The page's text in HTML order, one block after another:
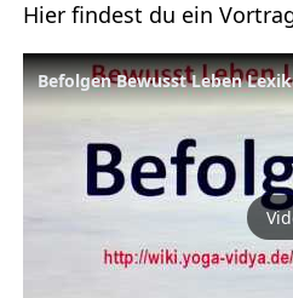
Befolgen Bewusst Leben